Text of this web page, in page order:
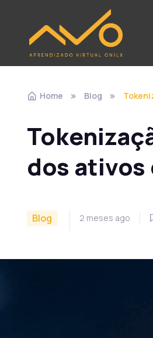
Home Blog
dos
Blog 2 meses ago